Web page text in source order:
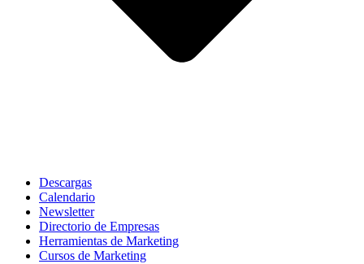
Descargas
Calendario
Newsletter
Directorio de Empresas
Herramientas de Marketing
Cursos de Marketing